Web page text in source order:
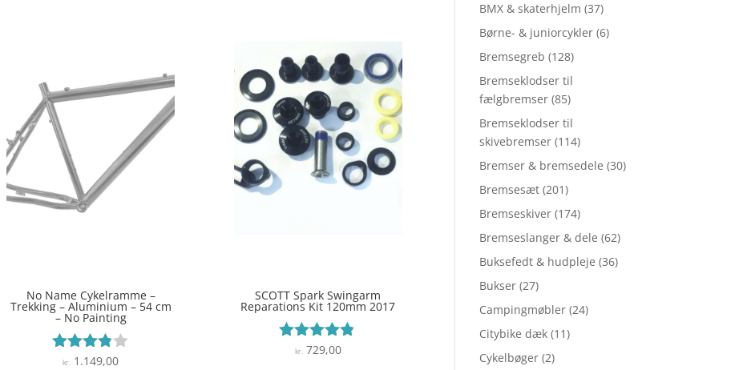
No Name Cykelramme –
Trekking – Aluminium – 54 cm
– No Painting
Vurderet
kr. 1.149,00
SCOTT Spark Swingarm
Reparations Kit 120mm 2017
Vurderet
kr. 729,00
BMX & skaterhjelm (37)
Børne- & juniorcykler (6)
Bremsegreb (128)
Bremseklodser til
fælgbremser (85)
Bremseklodser til
skivebremser (114)
Bremser & bremsedele (30)
Bremsesæt (201)
Bremseskiver (174)
Bremseslanger & dele (62)
Buksefedt & hudpleje (36)
Bukser (27)
Campingmøbler (24)
Citybike dæk (11)
Cykelbøger (2)